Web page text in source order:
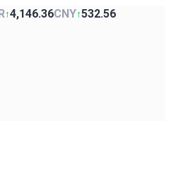
↑4,146.36CNY↑532.56